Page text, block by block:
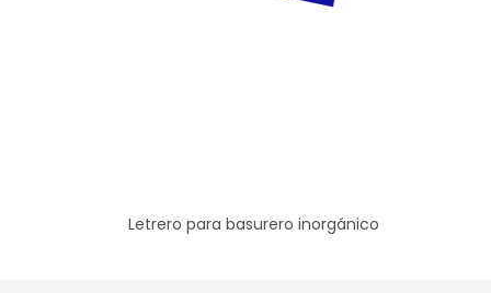
Letrero para basurero inorgánico